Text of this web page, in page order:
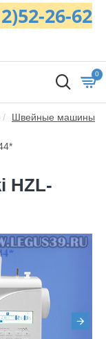
26-62
0
Швейные машины
HZL-